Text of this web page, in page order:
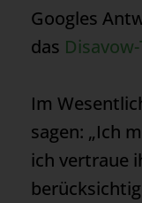
Googles
das
Im
sagen: „Ich
ich vertraue